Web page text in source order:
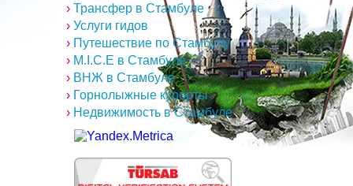
› Трансфер в Стамбуле
› Услуги гидов
› Путешествие по Стамбулу
› M.I.C.E в Стамбуле
› ВНЖ в Стамбуле
› Горнолыжные курорты
› Недвижимость в Стамбуле